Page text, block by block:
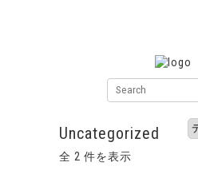
Uncategorized
全 2 件を表示